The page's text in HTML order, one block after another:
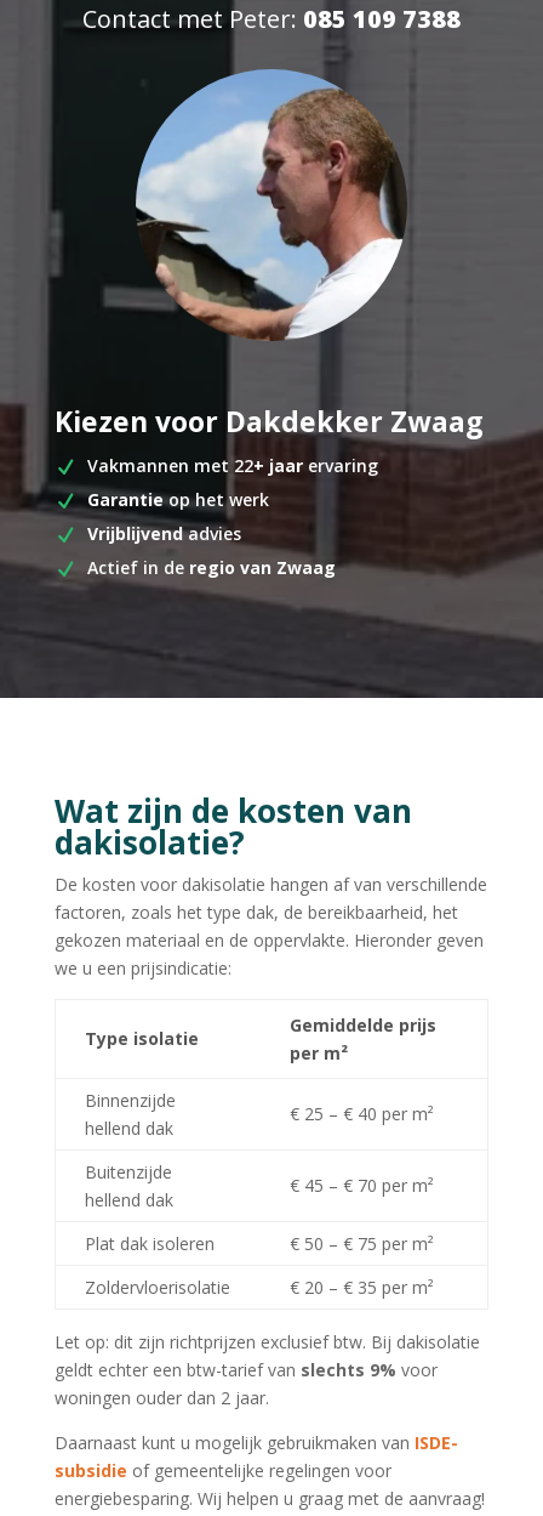
Contact met Peter: 085 109 7388
Kiezen voor Dakdekker Zwaag
Vakmannen met 22+ jaarervaring
Garantieop het werk
Vrijblijvendadvies
Actief in de regio van Zwaag
Wat zijn de kosten van
dakisolatie?
De kosten voor dakisolatie hangen af van verschillende
factoren, zoals het type dak, de bereikbaarheid, het
gekozen materiaal en de oppervlakte. Hieronder geven
we u een prijsindicatie:
Type isolatie
Gemiddelde prijs
per m²
Binnenzijde
hellend dak
€ 25 – € 40 per m²
Buitenzijde
hellend dak
€ 45 – € 70 per m²
Plat dak isoleren
€ 50 – € 75 per m²
Zoldervloerisolatie
€ 20 – € 35 per m²
Let op: dit zijn richtprijzen exclusief btw. Bij dakisolatie
geldt echter een btw-tarief van slechts 9% voor
woningen ouder dan 2 jaar.
Daarnaast kunt u mogelijk gebruikmaken van ISDE-
subsidie of gemeentelijke regelingen voor
energiebesparing. Wij helpen u graag met de aanvraag!